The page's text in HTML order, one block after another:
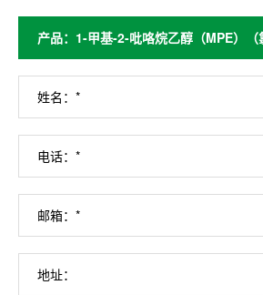
姓名：*
电话：*
邮箱：*
地址：